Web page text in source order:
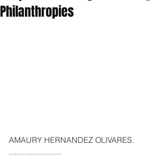
Philanthropies
AMAURY HERNANDEZ OLIVARES.
...........................